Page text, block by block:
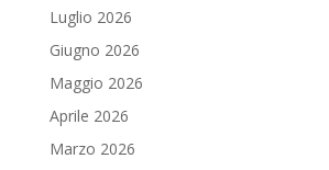
Luglio 2026
Giugno 2026
Maggio 2026
Aprile 2026
Marzo 2026